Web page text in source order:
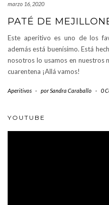
marzo 16, 2020
PATÉ DE
Este aperitivo es uno de los
además está buenísimo. Está
nosotros lo usamos en nuestros
cuarentena ¡Allá vamos!
Aperitivos - porSandra Caraballo - 0
YOUTUBE